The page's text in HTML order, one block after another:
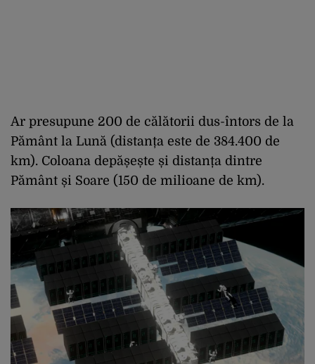
Ar presupune 200 de călătorii dus-întors de la
Pământ la Lună (distanța este de 384.400 de
km). Coloana depășește și distanța dintre
Pământ și Soare (150 de milioane de km).